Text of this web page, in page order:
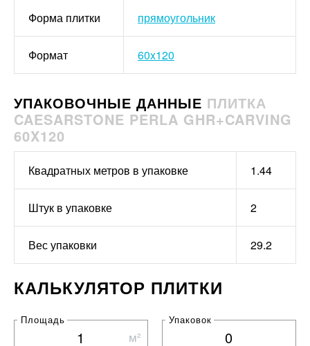
Форма плитки прямоугольник
Формат 60x120
УПАКОВОЧНЫЕ ДАННЫЕ ПЛИТКА
CAESARSTONE PERLA GHR+CARVING
60X120
Квадратных метров в упаковке 1.44
Штук в упаковке 2
Вес упаковки 29.2
КАЛЬКУЛЯТОР ПЛИТКИ
Площадь
м²
Упаковок